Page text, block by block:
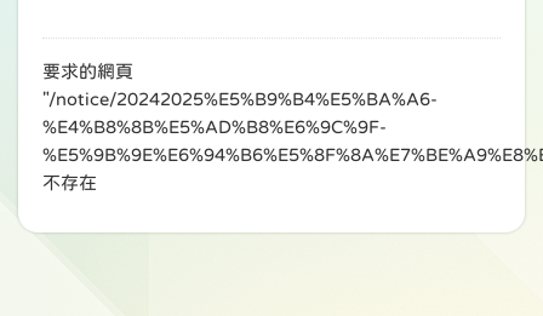
要求的網頁
"/notice/20242025%E5%B9%B4%E5%BA%A6-
%E4%B8%8B%E5%AD%B8%E6%9C%9F-
不存在